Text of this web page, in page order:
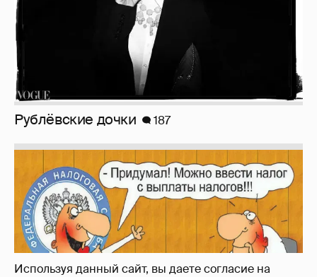
Используя данный сайт, вы даете согласие на
Зачем нам вообще платить налоги? (или:
как работают наши деньги, когда мы
заикаемся о защите прав)